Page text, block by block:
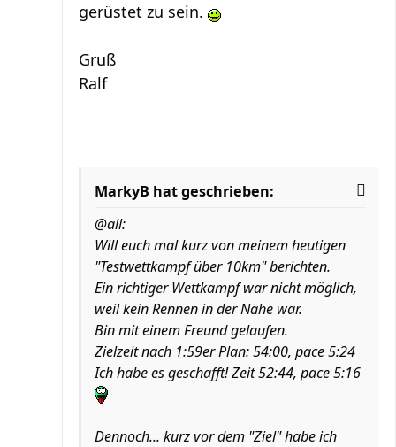
gerüstet zu sein.
Gruß
Ralf
MarkyB hat geschrieben:
@all:
Will euch mal kurz von meinem heutigen
"Testwettkampf über 10km" berichten.
Ein richtiger Wettkampf war nicht möglich,
weil kein Rennen in der Nähe war.
Bin mit einem Freund gelaufen.
Zielzeit nach 1:59er Plan: 54:00, pace 5:24
Ich habe es geschafft! Zeit 52:44, pace 5:16
Dennoch... kurz vor dem "Ziel" habe ich